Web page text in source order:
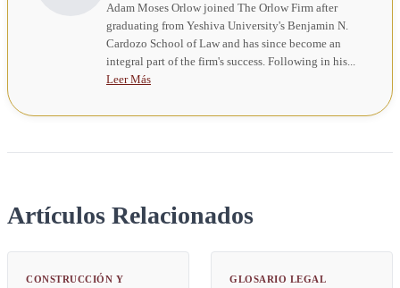
Adam Moses Orlow joined The Orlow Firm after
graduating from Yeshiva University's Benjamin N.
Cardozo School of Law and has since become an
integral part of the firm's success. Following in his...
Leer Más
Artículos Relacionados
CONSTRUCCIÓN Y
GLOSARIO LEGAL